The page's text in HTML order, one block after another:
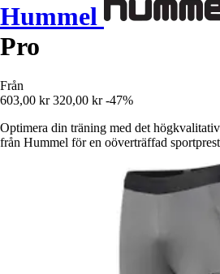
Hummel
Pro
Från
603,00 kr 320,00 kr -47%
Optimera din träning med det
från Hummel för en oöverträffad